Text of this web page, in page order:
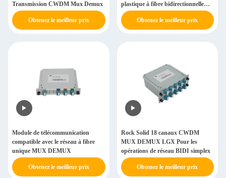
Transmission CWDM Mux Demux
Obtenez le meilleur prix
plastique à fibre bidirectionnelle
pour les télécommunications 5G
Obtenez le meilleur prix
Module de télécommunication
compatible avec le réseau à fibre
unique MUX DEMUX
Obtenez le meilleur prix
Rock Solid 18 canaux CWDM
MUX DEMUX LGX Pour les
opérations de réseau BIDI simplex
Obtenez le meilleur prix